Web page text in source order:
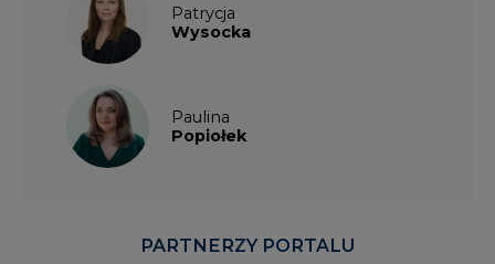
Patrycja
Wysocka
Paulina
Popiołek
PARTNERZY PORTALU